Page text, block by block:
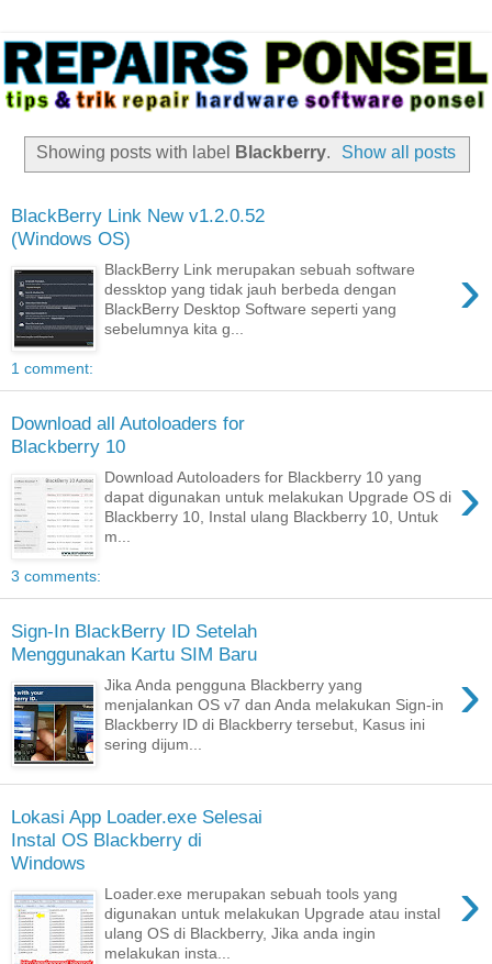
Showing posts with label Blackberry. Show all posts
BlackBerry Link New v1.2.0.52
(Windows OS)
›
BlackBerry Link merupakan sebuah software
dessktop yang tidak jauh berbeda dengan
BlackBerry Desktop Software seperti yang
sebelumnya kita g...
1 comment:
Download all Autoloaders for
Blackberry 10
›
Download Autoloaders for Blackberry 10 yang
dapat digunakan untuk melakukan Upgrade OS di
Blackberry 10, Instal ulang Blackberry 10, Untuk
m...
3 comments:
Sign-In BlackBerry ID Setelah
Menggunakan Kartu SIM Baru
›
Jika Anda pengguna Blackberry yang
menjalankan OS v7 dan Anda melakukan Sign-in
Blackberry ID di Blackberry tersebut, Kasus ini
sering dijum...
Lokasi App Loader.exe Selesai
Instal OS Blackberry di
Windows
›
Loader.exe merupakan sebuah tools yang
digunakan untuk melakukan Upgrade atau instal
ulang OS di Blackberry, Jika anda ingin
melakukan insta...